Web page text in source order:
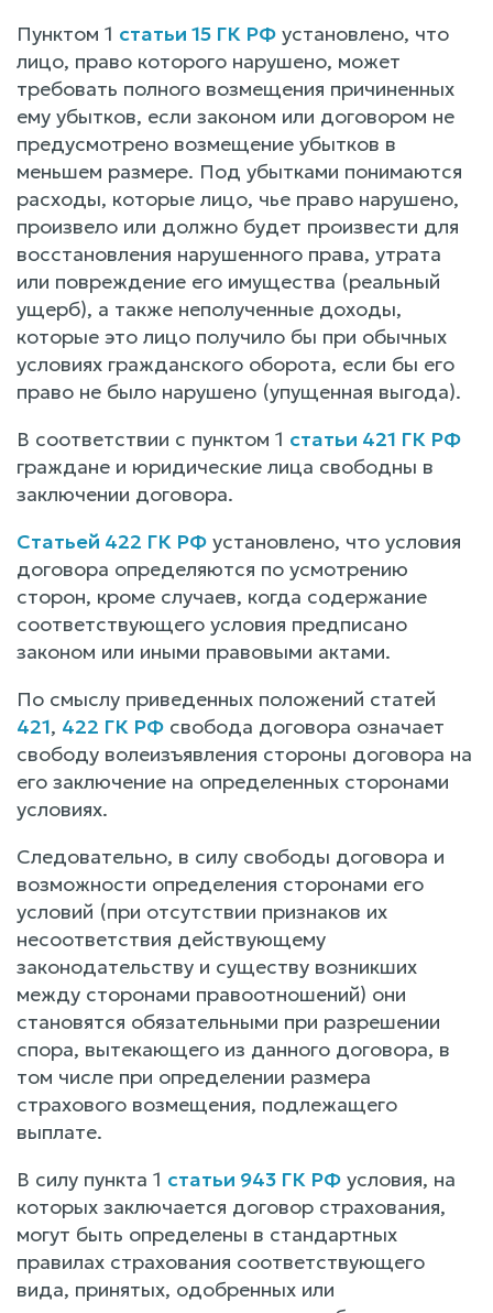
Пунктом 1 статьи 15 ГК РФ установлено, что
лицо, право которого нарушено, может
требовать полного возмещения причиненных
ему убытков, если законом или договором не
предусмотрено возмещение убытков в
меньшем размере. Под убытками понимаются
расходы, которые лицо, чье право нарушено,
произвело или должно будет произвести для
восстановления нарушенного права, утрата
или повреждение его имущества (реальный
ущерб), а также неполученные доходы,
которые это лицо получило бы при обычных
условиях гражданского оборота, если бы его
право не было нарушено (упущенная выгода).
В соответствии с пунктом 1 статьи 421 ГК РФ
граждане и юридические лица свободны в
заключении договора.
Статьей 422 ГК РФ установлено, что условия
договора определяются по усмотрению
сторон, кроме случаев, когда содержание
соответствующего условия предписано
законом или иными правовыми актами.
По смыслу приведенных положений статей
421, 422 ГК РФ свобода договора означает
свободу волеизъявления стороны договора на
его заключение на определенных сторонами
условиях.
Следовательно, в силу свободы договора и
возможности определения сторонами его
условий (при отсутствии признаков их
несоответствия действующему
законодательству и существу возникших
между сторонами правоотношений) они
становятся обязательными при разрешении
спора, вытекающего из данного договора, в
том числе при определении размера
страхового возмещения, подлежащего
выплате.
В силу пункта 1 статьи 943 ГК РФ условия, на
которых заключается договор страхования,
могут быть определены в стандартных
правилах страхования соответствующего
вида, принятых, одобренных или